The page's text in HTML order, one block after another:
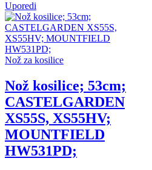
Uporedi
Nož za kosilice
Nož kosilice; 53cm;
CASTELGARDEN
XS55S, XS55HV;
MOUNTFIELD
HW531PD;